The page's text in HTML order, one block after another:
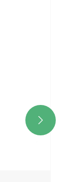
